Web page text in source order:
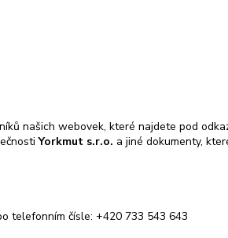
našich webovek, které najdete pod
Yorkmut s.r.o. a jiné dokumenty,
telefonním čísle: +420 733 543 643